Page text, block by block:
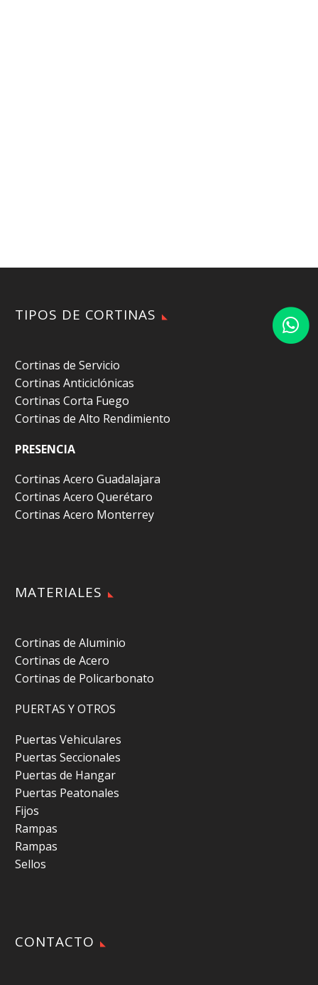
TIPOS DE CORTINAS
Cortinas de Servicio
Cortinas Anticiclónicas
Cortinas Corta Fuego
Cortinas de Alto Rendimiento
PRESENCIA
Cortinas Acero Guadalajara
Cortinas Acero Querétaro
Cortinas Acero Monterrey
MATERIALES
Cortinas de Aluminio
Cortinas de Acero
Cortinas de Policarbonato
PUERTAS Y OTROS
Puertas Vehiculares
Puertas Seccionales
Puertas de Hangar
Puertas Peatonales
Fijos
Rampas
Rampas
Sellos
CONTACTO